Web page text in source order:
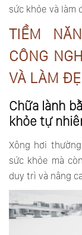
sức khỏe và làm
TIỀM
CÔNG
VÀ LÀM
Chữa lành
khỏe tự
Xông hơi
sức khỏe mà
duy trì và nâng